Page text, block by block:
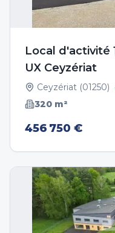
Local d'activité
UX Ceyzériat
Ceyzériat (01250)
320 m²
456 750 €